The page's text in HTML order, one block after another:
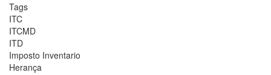
Tags
ITC
ITCMD
ITD
Imposto Inventario
Herança